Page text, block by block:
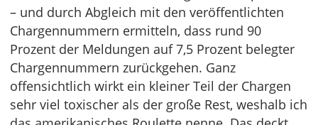
– und durch Abgleich mit den veröffentlichten
Chargennummern ermitteln, dass rund 90
Prozent der Meldungen auf 7,5 Prozent belegter
Chargennummern zurückgehen. Ganz
offensichtlich wirkt ein kleiner Teil der Chargen
sehr viel toxischer als der große Rest, weshalb ich